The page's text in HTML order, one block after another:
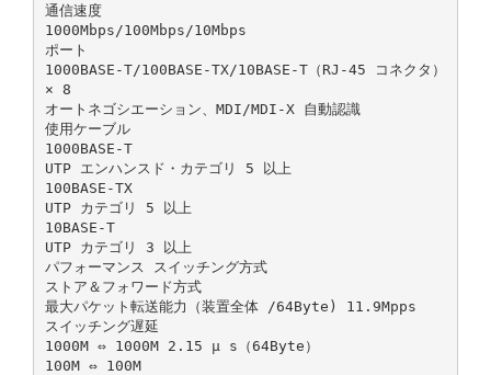
通信速度
1000Mbps/100Mbps/10Mbps
ポート
1000BASE-T/100BASE-TX/10BASE-T（RJ-45 コネクタ）
× 8
オートネゴシエーション、MDI/MDI-X 自動認識
使用ケーブル
1000BASE-T
UTP エンハンスド・カテゴリ 5 以上
100BASE-TX
UTP カテゴリ 5 以上
10BASE-T
UTP カテゴリ 3 以上
パフォーマンス スイッチング方式
ストア＆フォワード方式
最大パケット転送能力（装置全体 /64Byte) 11.9Mpps
スイッチング遅延
1000M ⇔ 1000M 2.15 μ s（64Byte）
100M ⇔ 100M